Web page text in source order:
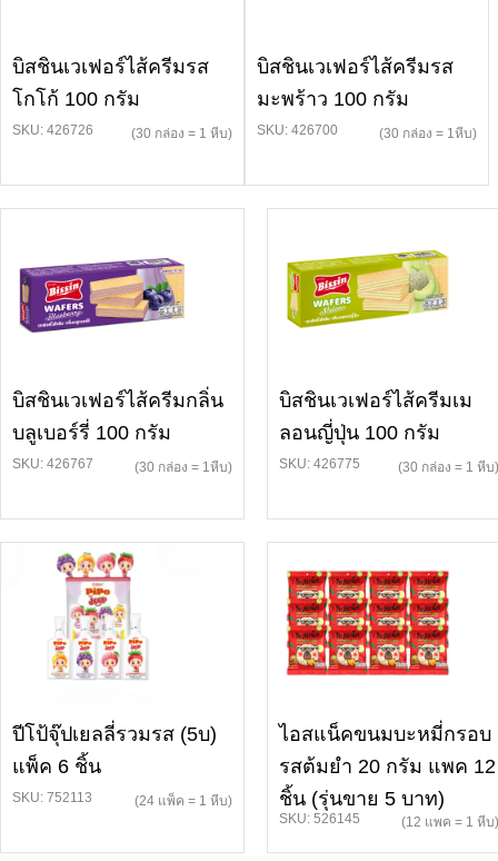
บิสชินเวเฟอร์ไส้ครีมรส
โกโก้ 100 กรัม
SKU: 426726 (30 กล่อง = 1 หีบ)
บิสชินเวเฟอร์ไส้ครีมรส
มะพร้าว 100 กรัม
SKU: 426700 (30 กล่อง = 1หีบ)
บิสชินเวเฟอร์ไส้ครีมกลิ่น
บลูเบอร์รี่ 100 กรัม
SKU: 426767 (30 กล่อง = 1หีบ)
บิสชินเวเฟอร์ไส้ครีมเม
ลอนญี่ปุ่น 100 กรัม
SKU: 426775 (30 กล่อง = 1 หีบ)
ปีโป้จุ๊ปเยลลี่รวมรส (5บ)
แพ็ค 6 ชิ้น
SKU: 752113 (24 แพ็ค = 1 หีบ)
ไอสแน็คขนมบะหมี่กรอบ
รสต้มยำ 20 กรัม แพค 12
ชิ้น (รุ่นขาย 5 บาท)
SKU: 526145 (12 แพค = 1 หีบ)